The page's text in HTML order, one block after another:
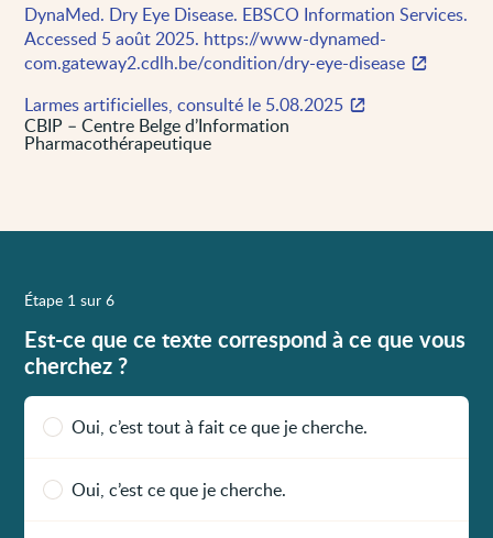
DynaMed. Dry Eye Disease. EBSCO Information Services.
Accessed 5 août 2025. https://www-dynamed-
com.gateway2.cdlh.be/condition/dry-eye-disease
Larmes artificielles, consulté le 5.08.2025
CBIP – Centre Belge d’Information
Pharmacothérapeutique
Étape 1 sur 6
Est-ce que ce texte correspond à ce que vous
cherchez ?
Oui, c’est tout à fait ce que je cherche.
Oui, c’est ce que je cherche.